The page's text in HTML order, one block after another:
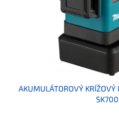
AKUMULÁTOROVÝ